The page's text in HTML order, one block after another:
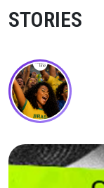
STORIES